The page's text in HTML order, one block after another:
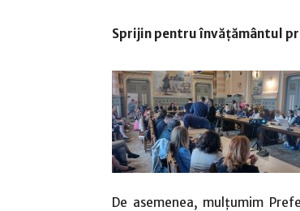
Sprijin pentru învăţământul
De asemenea, mulţumim